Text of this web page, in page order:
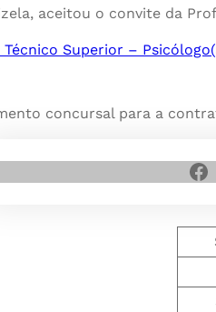
aceitou o convite da
Superior –
concursal para a